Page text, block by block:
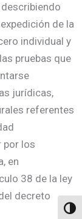
de la
individual y
pruebas que
jurídicas,
referentes
por los
en
38 de la ley
decreto